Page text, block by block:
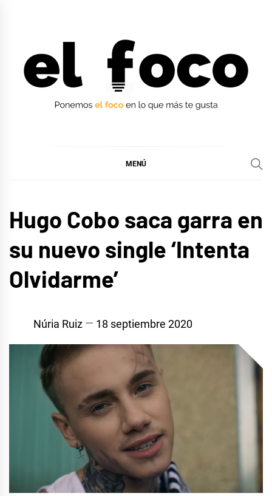
MENÚ
Hugo Cobo saca garra en
su nuevo single ‘Intenta
Olvidarme’
Núria Ruiz 18 septiembre 2020